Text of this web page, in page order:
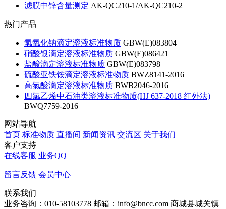
滤膜中锌含量测定 AK-QC210-1/AK-QC210-2
热门产品
氢氧化钠滴定溶液标准物质 GBW(E)083804
硝酸银滴定溶液标准物质 GBW(E)086421
盐酸滴定溶液标准物质 GBW(E)083798
硫酸亚铁铵滴定溶液标准物质 BWZ8141-2016
高氯酸滴定溶液标准物质 BWB2046-2016
四氯乙烯中石油类溶液标准物质(HJ 637-2018 红外法)
BWQ7759-2016
网站导航
首页 标准物质 直播间 新闻资讯 交流区 关于我们
客户支持
在线客服 业务QQ
留言反馈 会员中心
联系我们
业务咨询：010-58103778 邮箱：info@bncc.com 商城县城关镇